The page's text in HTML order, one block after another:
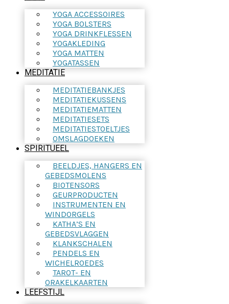
YOGA ACCESSOIRES
YOGA BOLSTERS
YOGA DRINKFLESSEN
YOGAKLEDING
YOGA MATTEN
YOGATASSEN
MEDITATIE
MEDITATIEBANKJES
MEDITATIEKUSSENS
MEDITATIEMATTEN
MEDITATIESETS
MEDITATIESTOELTJES
OMSLAGDOEKEN
SPIRITUEEL
BEELDJES, HANGERS EN
GEBEDSMOLENS
BIOTENSORS
GEURPRODUCTEN
INSTRUMENTEN EN
WINDORGELS
KATHA’S EN
GEBEDSVLAGGEN
KLANKSCHALEN
PENDELS EN
WICHELROEDES
TAROT- EN
ORAKELKAARTEN
LEEFSTIJL